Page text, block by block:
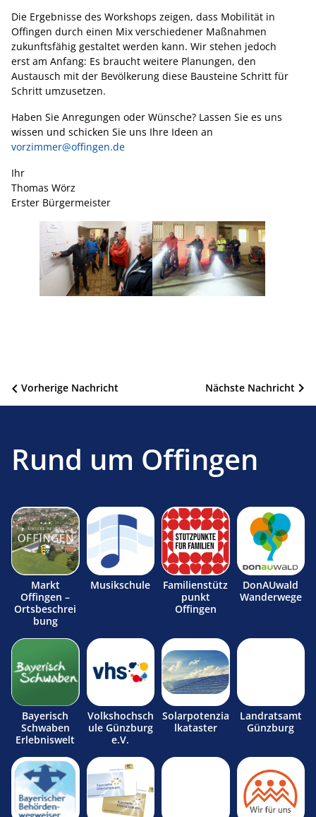
Die Ergebnisse des Workshops zeigen, dass Mobilität in
Offingen durch einen Mix verschiedener Maßnahmen
zukunftsfähig gestaltet werden kann. Wir stehen jedoch
erst am Anfang: Es braucht weitere Planungen, den
Austausch mit der Bevölkerung diese Bausteine Schritt für
Schritt umzusetzen.
Haben Sie Anregungen oder Wünsche? Lassen Sie es uns
wissen und schicken Sie uns Ihre Ideen an
vorzimmer@offingen.de
Ihr
Thomas Wörz
Erster Bürgermeister
Beitragsnavigation Nächste Nachricht
Vorherige Nachricht
Rund um Offingen
Markt
Offingen –
Ortsbeschrei
bung
Musikschule
Familienstütz
punkt
Offingen
DonAUwald
Wanderwege
Bayerisch
Schwaben
Erlebniswelt
Volkshochsch
ule Günzburg
e.V.
Solarpotenzia
lkataster
Landratsamt
Günzburg